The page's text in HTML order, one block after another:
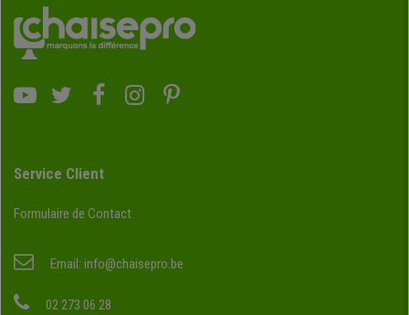
Service Client
Formulaire de Contact
Email: info@chaisepro.be
02 273 06 28